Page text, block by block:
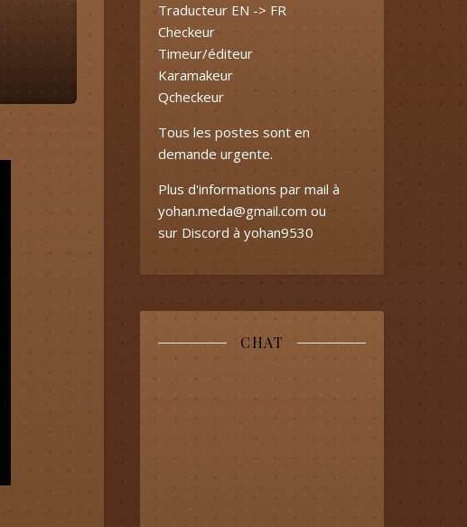
Traducteur EN -> FR
Checkeur
Timeur/éditeur
Karamakeur
Qcheckeur
Tous les postes sont en
demande urgente.
Plus d'informations par mail à
yohan.meda@gmail.com ou
sur Discord à yohan9530
CHAT